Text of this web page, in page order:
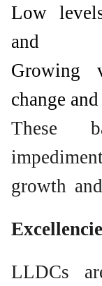
Low
and
Growing
change
These
growth
LLDCs